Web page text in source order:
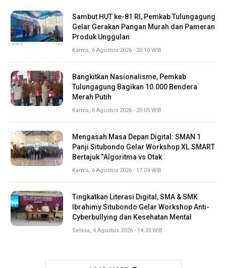
Sambut HUT ke-81 RI, Pemkab Tulungagung
Gelar Gerakan Pangan Murah dan Pameran
Produk Unggulan
Kamis, 6 Agustus 2026 - 20:10 WIB
Bangkitkan Nasionalisme, Pemkab
Tulungagung Bagikan 10.000 Bendera
Merah Putih
Kamis, 6 Agustus 2026 - 20:05 WIB
Mengasah Masa Depan Digital: SMAN 1
Panji Situbondo Gelar Workshop XL.SMART
Bertajuk “Algoritma vs Otak
Kamis, 6 Agustus 2026 - 17:09 WIB
Tingkatkan Literasi Digital, SMA & SMK
Ibrahimy Situbondo Gelar Workshop Anti-
Cyberbullying dan Kesehatan Mental
Selasa, 4 Agustus 2026 - 14:33 WIB